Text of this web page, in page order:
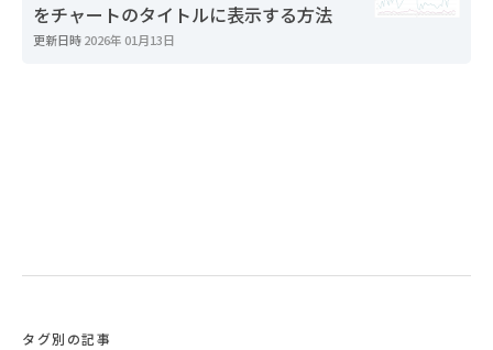
をチャートのタイトルに表示する方法
更新日時2026年 01月13日
タグ別の記事